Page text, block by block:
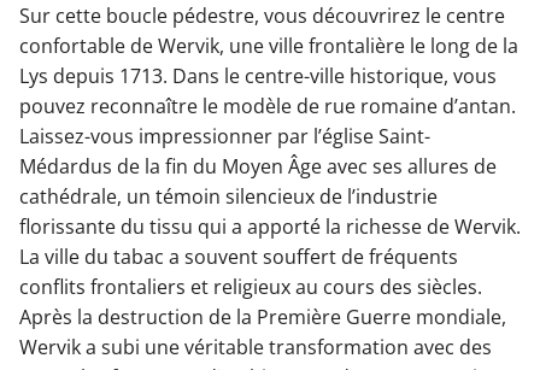
Sur cette boucle pédestre, vous découvrirez le centre
confortable de Wervik, une ville frontalière le long de la
Lys depuis 1713. Dans le centre-ville historique, vous
pouvez reconnaître le modèle de rue romaine d’antan.
Laissez-vous impressionner par l’église Saint-
Médardus de la fin du Moyen Âge avec ses allures de
cathédrale, un témoin silencieux de l’industrie
florissante du tissu qui a apporté la richesse de Wervik.
La ville du tabac a souvent souffert de fréquents
conflits frontaliers et religieux au cours des siècles.
Après la destruction de la Première Guerre mondiale,
Wervik a subi une véritable transformation avec des